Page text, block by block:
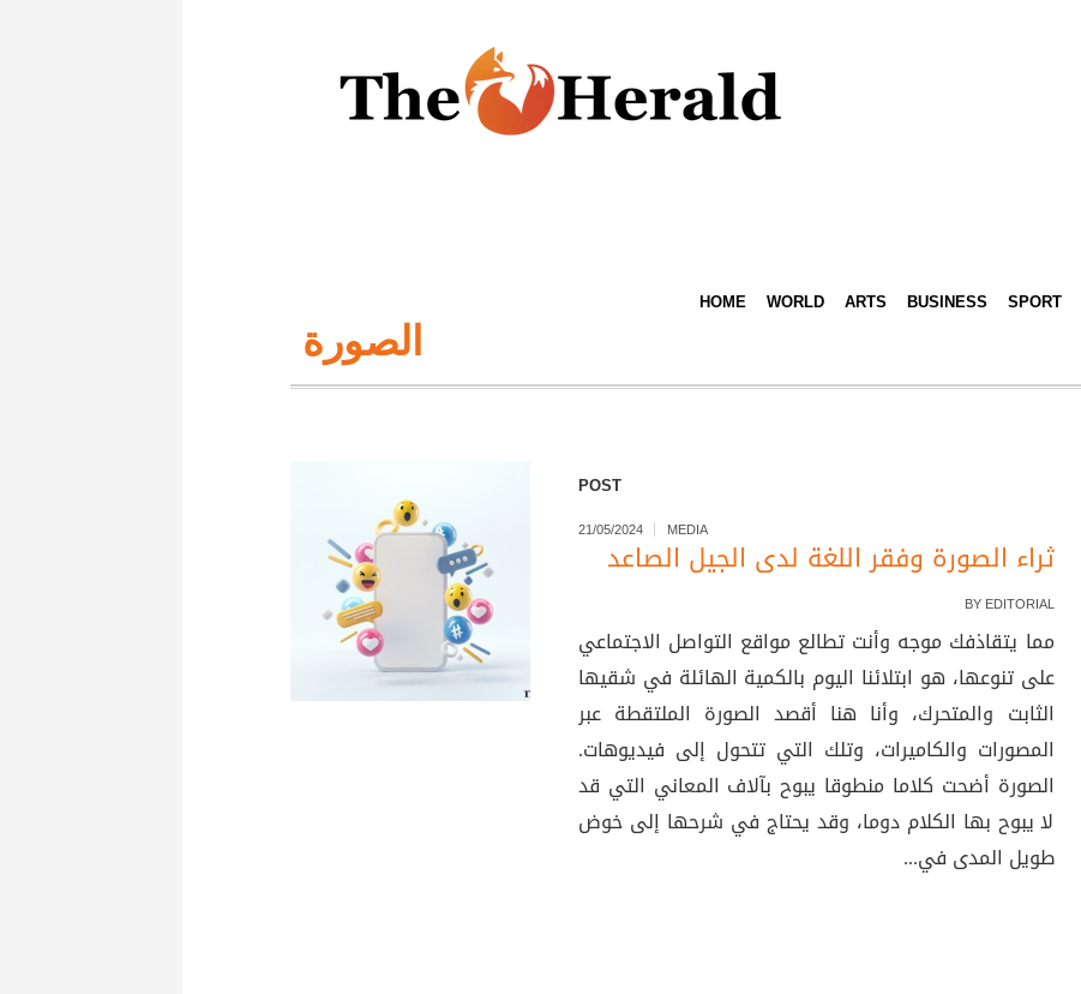
HOME WORLD ARTS BUSINESS SPORT
الصورة
POST
21/05/2024 MEDIA
ثراء الصورة وفقر اللغة لدى الجيل الصاعد
BY EDITORIAL
مما يتقاذفك موجه وأنت تطالع مواقع التواصل الاجتماعي
على تنوعها، هو ابتلائنا اليوم بالكمية الهائلة في شقيها
الثابت والمتحرك، وأنا هنا أقصد الصورة الملتقطة عبر
المصورات والكاميرات، وتلك التي تتحول إلى فيديوهات.
الصورة أضحت كلاما منطوقا يبوح بآلاف المعاني التي قد
لا يبوح بها الكلام دوما، وقد يحتاج في شرحها إلى خوض
طويل المدى في...